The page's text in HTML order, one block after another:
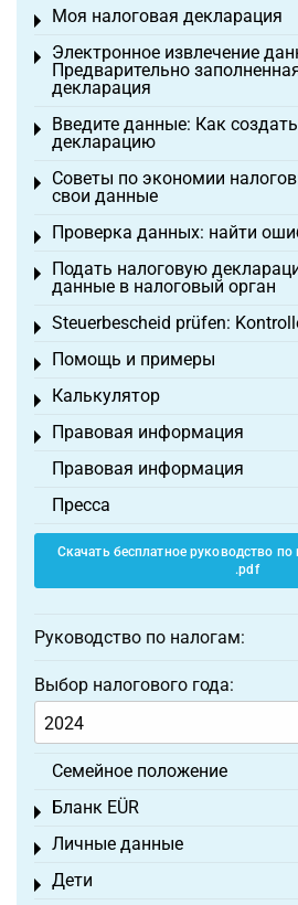
Моя налоговая декларация
Toggle menu
Электронное извлечение
Предварительно
декларация
Toggle menu
Введите данные: Как
декларацию
Toggle menu
Советы по экономии
свои данные
Toggle menu
Проверка данных: найти
Toggle menu
Подать налоговую
данные в налоговый орган
Toggle menu
Steuerbescheid prüfen:
Toggle menu
Помощь и примеры
Toggle menu
Калькулятор
Toggle menu
Правовая информация
Toggle menu
Правовая информация
Пресса
Скачать бесплатное руководство
.pdf
Руководство по налогам:
Выбор налогового года:
Семейное положение
Бланк EÜR
Toggle menu
Личные данные
Toggle menu
Дети
Toggle menu